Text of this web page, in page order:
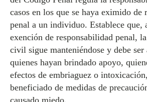
casos en los que se haya eximido de
penal a un individuo. Establece que,
exención de responsabilidad penal,
civil sigue manteniéndose y debe ser
quienes hayan brindado apoyo,
efectos de embriaguez o
beneficiado de medidas de
causado miedo.